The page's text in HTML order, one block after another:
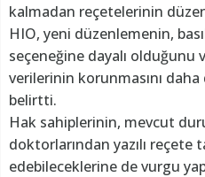
kalmadan reçetelerinin
HIO, yeni düzenlemenin,
seçeneğine dayalı olduğunu
verilerinin korunmasını daha
belirtti.
Hak sahiplerinin, mevcut
doktorlarından yazılı reçete
edebileceklerine de vurgu